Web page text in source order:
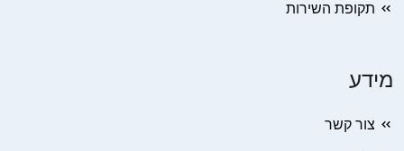
תקופת השירות
מידע
צור קשר